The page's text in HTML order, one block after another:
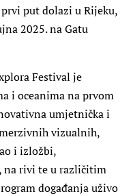
put dolazi u Rijeku,
2025. na Gatu
Festival je
i oceanima na prvom
umjetnička i
vizualnih,
i izložbi,
na rivi te u različitim
događanja uživo